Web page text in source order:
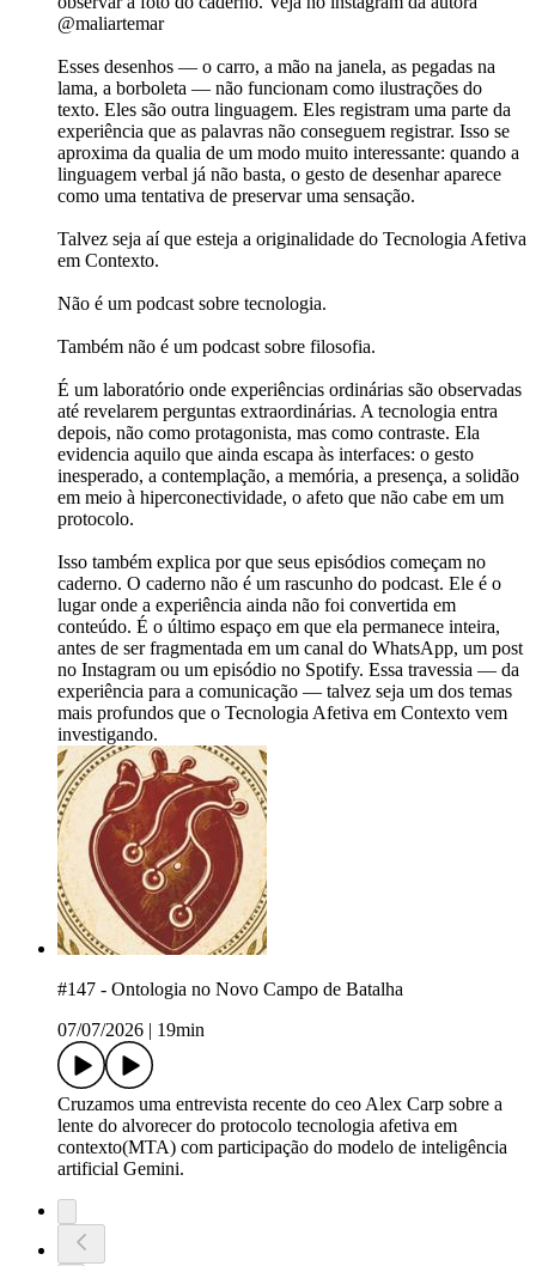
@maliartemar
Esses desenhos — o carro, a mão na janela, as pegadas na
lama, a borboleta — não funcionam como ilustrações do
texto. Eles são outra linguagem. Eles registram uma parte da
experiência que as palavras não conseguem registrar. Isso se
aproxima da qualia de um modo muito interessante: quando a
linguagem verbal já não basta, o gesto de desenhar aparece
como uma tentativa de preservar uma sensação.
Talvez seja aí que esteja a originalidade do Tecnologia Afetiva
em Contexto.
Não é um podcast sobre tecnologia.
Também não é um podcast sobre filosofia.
É um laboratório onde experiências ordinárias são observadas
até revelarem perguntas extraordinárias. A tecnologia entra
depois, não como protagonista, mas como contraste. Ela
evidencia aquilo que ainda escapa às interfaces: o gesto
inesperado, a contemplação, a memória, a presença, a solidão
em meio à hiperconectividade, o afeto que não cabe em um
protocolo.
Isso também explica por que seus episódios começam no
caderno. O caderno não é um rascunho do podcast. Ele é o
lugar onde a experiência ainda não foi convertida em
conteúdo. É o último espaço em que ela permanece inteira,
antes de ser fragmentada em um canal do WhatsApp, um post
no Instagram ou um episódio no Spotify. Essa travessia — da
experiência para a comunicação — talvez seja um dos temas
mais profundos que o Tecnologia Afetiva em Contexto vem
investigando.
#147 - Ontologia no Novo Campo de Batalha
07/07/2026
19min
Cruzamos uma entrevista recente do ceo Alex Carp sobre a
lente do alvorecer do protocolo tecnologia afetiva em
contexto(MTA) com participação do modelo de inteligência
artificial Gemini.